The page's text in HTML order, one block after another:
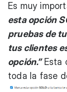
Es muy
esta opción
pruebas de
tus clientes
opción.”Esta
toda la fase